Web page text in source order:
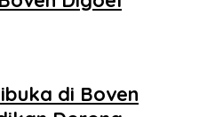
di Boven